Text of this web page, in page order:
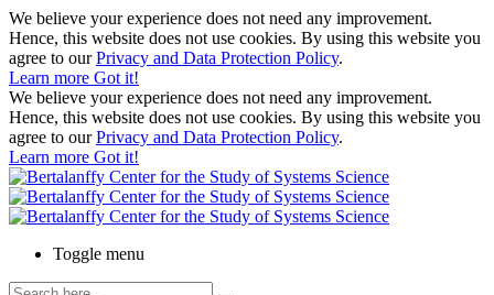
We believe your experience does not need any improvement.
Hence, this website does not use cookies. By using this website you
agree to ourPrivacy and Data Protection Policy.
Learn more Got it!
We believe your experience does not need any improvement.
Hence, this website does not use cookies. By using this website you
agree to ourPrivacy and Data Protection Policy.
Learn more Got it!
Toggle menu